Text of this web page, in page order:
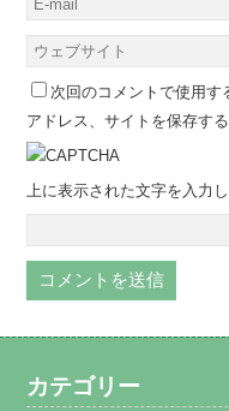
次回のコメントで使用
アドレス、サイトを保存する
上に表示された文字を入力し
カテゴリー